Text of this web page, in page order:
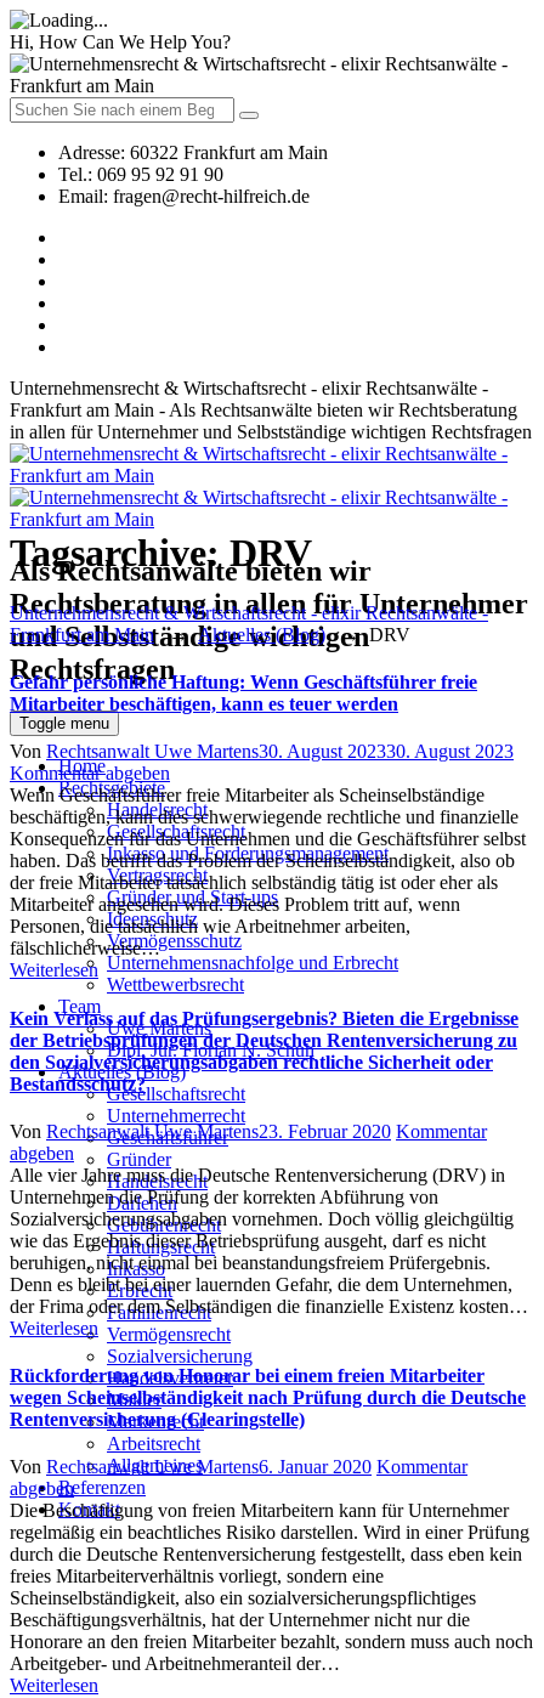
Hi, How Can We Help You?
Adresse: 60322 Frankfurt am Main
Tel.: 069 95 92 91 90
Email: fragen@recht-hilfreich.de
Unternehmensrecht & Wirtschaftsrecht - elixir Rechtsanwälte -
Frankfurt am Main - Als Rechtsanwälte bieten wir Rechtsberatung
in allen für Unternehmer und Selbstständige wichtigen Rechtsfragen
Als Rechtsanwälte bieten wir
Rechtsberatung in allen für Unternehmer
und Selbstständige wichtigen
Rechtsfragen
Toggle menu
Home
Rechtsgebiete
Handelsrecht
Gesellschaftsrecht
Inkasso und Forderungsmanagement
Vertragsrecht
Gründer und Start-ups
Ideenschutz
Vermögensschutz
Unternehmensnachfolge und Erbrecht
Wettbewerbsrecht
Team
Uwe Martens
Dipl. Jur. Florian N. Schuh
Aktuelles (Blog)
Gesellschaftsrecht
Unternehmerrecht
Geschäftsführer
Gründer
Handelsrecht
Darlehen
Gebührenrecht
Haftungsrecht
Inkasso
Erbrecht
Familienrecht
Vermögensrecht
Sozialversicherung
Handelsvertreter
Makler
Markenrecht
Arbeitsrecht
Allgemeines
Referenzen
Kontakt
Tagsarchive:DRV
Unternehmensrecht & Wirtschaftsrecht - elixir Rechtsanwälte -
Frankfurt am Main →Aktuelles (Blog)→DRV
Gefahr persönliche Haftung: Wenn Geschäftsführer freie
Mitarbeiter beschäftigen, kann es teuer werden
Author
Von Rechtsanwalt Uwe MartensPosted
30. August 202330. August 2023
Kommentar abgeben
Wenn Geschäftsführer freie Mitarbeiter als Scheinselbständige
beschäftigen, kann dies schwerwiegende rechtliche und finanzielle
Konsequenzen für das Unternehmen und die Geschäftsführer selbst
haben. Das betrifft das Problem der Scheinselbständigkeit, also ob
der freie Mitarbeiter tatsächlich selbständig tätig ist oder eher als
Mitarbeiter angesehen wird. Dieses Problem tritt auf, wenn
Personen, die tatsächlich wie Arbeitnehmer arbeiten,
fälschlicherweise…
Weiterlesen
Kein Verlass auf das Prüfungsergebnis? Bieten die Ergebnisse
der Betriebsprüfungen der Deutschen Rentenversicherung zu
den Sozialversicherungsabgaben rechtliche Sicherheit oder
Bestandsschutz?
Author
Von Rechtsanwalt Uwe MartensPosted
23. Februar 2020 Kommentar
abgeben
Alle vier Jahre muss die Deutsche Rentenversicherung (DRV) in
Unternehmen die Prüfung der korrekten Abführung von
Sozialversicherungsabgaben vornehmen. Doch völlig gleichgültig
wie das Ergebnis dieser Betriebsprüfung ausgeht, darf es nicht
beruhigen, nicht einmal bei beanstandungsfreiem Prüfergebnis.
Denn es bleibt bei einer lauernden Gefahr, die dem Unternehmen,
der Frima oder dem Selbständigen die finanzielle Existenz kosten…
Weiterlesen
Rückforderung von Honorar bei einem freien Mitarbeiter
wegen Scheinselbständigkeit nach Prüfung durch die Deutsche
Rentenversicherung (Clearingstelle)
Author
Von Rechtsanwalt Uwe MartensPosted
6. Januar 2020 Kommentar
abgeben
Die Beschäftigung von freien Mitarbeitern kann für Unternehmer
regelmäßig ein beachtliches Risiko darstellen. Wird in einer Prüfung
durch die Deutsche Rentenversicherung festgestellt, dass eben kein
freies Mitarbeiterverhältnis vorliegt, sondern eine
Scheinselbständigkeit, also ein sozialversicherungspflichtiges
Beschäftigungsverhältnis, hat der Unternehmer nicht nur die
Honorare an den freien Mitarbeiter bezahlt, sondern muss auch noch
Arbeitgeber- und Arbeitnehmeranteil der…
Weiterlesen